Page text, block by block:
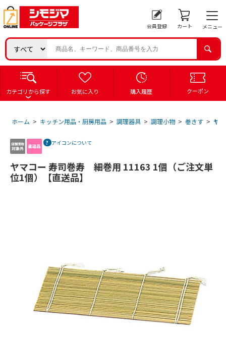
会員登録 カート メニュー
カテゴリから探す お気に入り 購入履歴 クーポン
ホーム > キッチン用品・厨房用品 > 調理器具 > 調理小物 > 巻きす > ヤ
アイコンについて
ヤマコー 寿司巻寿 細巻用 11163 1個（ご注文単
位1個）【直送品】